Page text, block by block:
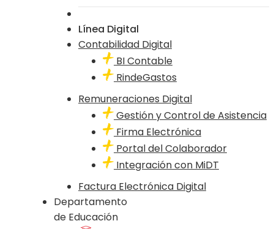
Línea Digital
Contabilidad Digital
BI Contable
RindeGastos
Remuneraciones Digital
Gestión y Control de Asistencia
Firma Electrónica
Portal del Colaborador
Integración con MiDT
Factura Electrónica Digital
Departamento
de Educación